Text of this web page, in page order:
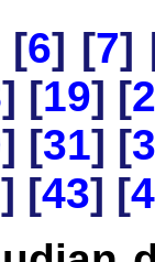
[6] [7]
] [19] [
] [31] [
] [43] [